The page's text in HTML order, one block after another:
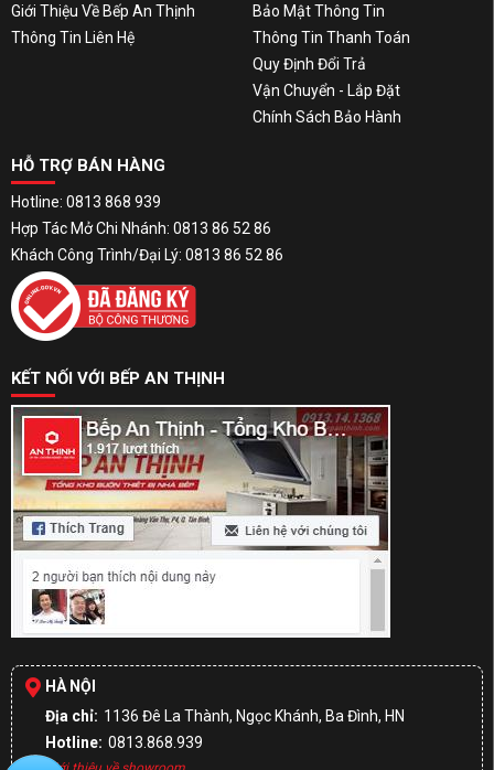
Giới Thiệu Về Bếp An Thịnh
Thông Tin Liên Hệ
Bảo Mật Thông Tin
Thông Tin Thanh Toán
Quy Định Đổi Trả
Vận Chuyển - Lắp Đặt
Chính Sách Bảo Hành
HỖ TRỢ BÁN HÀNG
Hotline: 0813 868 939
Hợp Tác Mở Chi Nhánh: 0813 86 52 86
Khách Công Trình/Đại Lý: 0813 86 52 86
KẾT NỐI VỚI BẾP AN THỊNH
HÀ NỘI
Địa chỉ: 1136 Đê La Thành, Ngọc Khánh, Ba Đình, HN
Hotline: 0813.868.939